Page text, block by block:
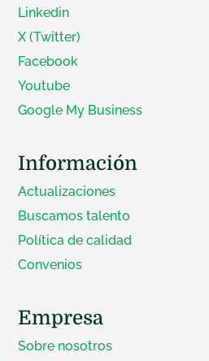
Linkedin
X (Twitter)
Facebook
Youtube
Google My Business
Información
Actualizaciones
Buscamos talento
Política de calidad
Convenios
Empresa
Sobre nosotros